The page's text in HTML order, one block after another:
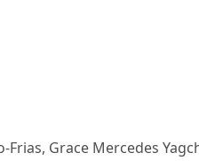
Frias, Grace Mercedes